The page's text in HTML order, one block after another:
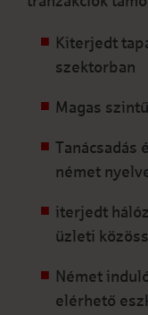
Kiterjedt
szektorban
Magas
Tanácsadás
német
iterjedt
üzleti
Német
elérhető